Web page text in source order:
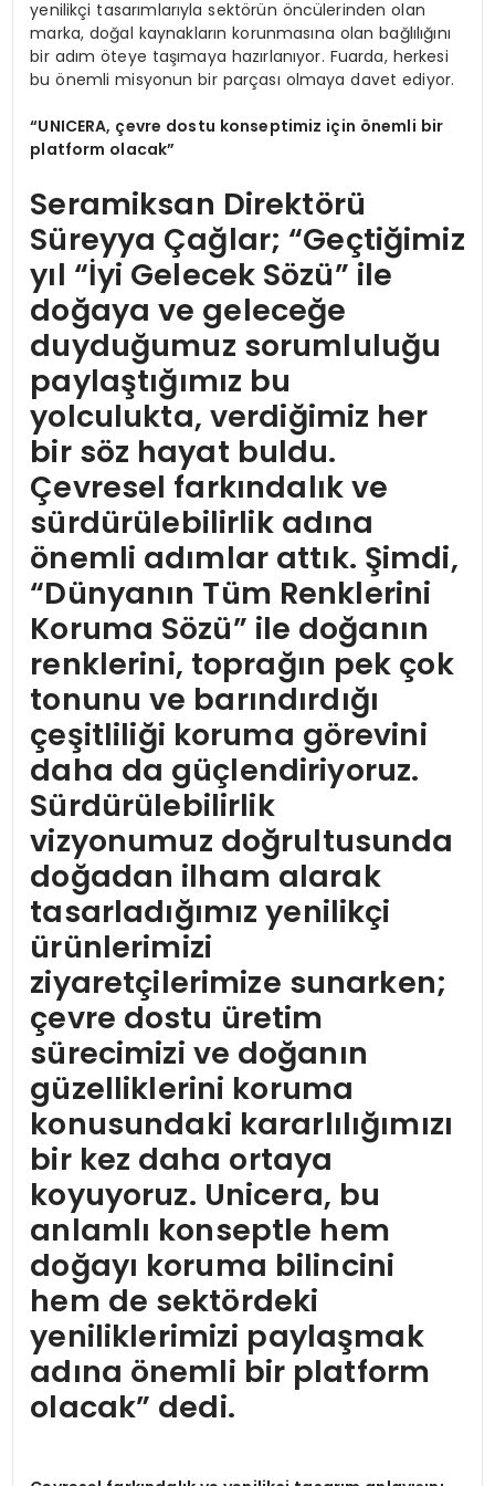
yenilikçi tasarımlarıyla sektörün öncülerinden olan
marka, doğal kaynakların korunmasına olan bağlılığını
bir adım öteye taşımaya hazırlanıyor. Fuarda, herkesi
bu önemli misyonun bir parçası olmaya davet ediyor.
“UNICERA, çevre dostu konseptimiz için önemli bir
platform olacak”
Seramiksan Direktörü
Süreyya Çağlar; “Geçtiğimiz
yıl “İyi Gelecek Sözü” ile
doğaya ve geleceğe
duyduğumuz sorumluluğu
paylaştığımız bu
yolculukta, verdiğimiz her
bir söz hayat buldu.
Çevresel farkındalık ve
sürdürülebilirlik adına
önemli adımlar attık. Şimdi,
“Dünyanın Tüm Renklerini
Koruma Sözü” ile doğanın
renklerini, toprağın pek çok
tonunu ve barındırdığı
çeşitliliği koruma görevini
daha da güçlendiriyoruz.
Sürdürülebilirlik
vizyonumuz doğrultusunda
doğadan ilham alarak
tasarladığımız yenilikçi
ürünlerimizi
ziyaretçilerimize sunarken;
çevre dostu üretim
sürecimizi ve doğanın
güzelliklerini koruma
konusundaki kararlılığımızı
bir kez daha ortaya
koyuyoruz. Unicera, bu
anlamlı konseptle hem
doğayı koruma bilincini
hem de sektördeki
yeniliklerimizi paylaşmak
adına önemli bir platform
olacak” dedi.